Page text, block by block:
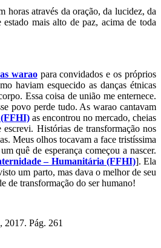
horas através da oração, da lucidez, da
mais alto de paz, acima de toda
waraopara convidados e os próprios
haviam esquecido as danças étnicas
Essa coisa de união me enternece.
povo perde tudo. As warao cantavam
as encontrou no mercado, cheias
Histórias de transformação nos
Meus olhos tocavam a face tristíssima
quê de esperança começou a nascer.
– Humanitária (FFHI)]. Ela
um parto, mas dava o melhor de seu
de transformação do ser humano!
2017. Pág. 261